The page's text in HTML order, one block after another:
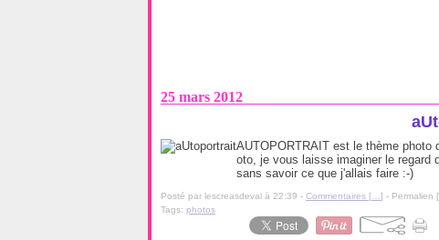
25 mars 2012
AUTOPORTRAIT est le thème photo
oto, je vous laisse imaginer le regard
sans savoir ce que j'allais faire :-)
Posté par lescreasdeval à 22:39 - Commentaires [ ] - Permalien [
Tags: photos